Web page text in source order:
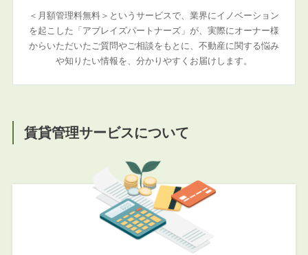
＜月額管理料無料＞というサービスで、業界にイノベーション
を起こした「アブレイズパートナーズ」が、実際にオーナー様
からいただいたご質問やご相談をもとに、不動産に関する悩み
や知りたい情報を、分かりやすくお届けします。
賃貸管理サービスについて